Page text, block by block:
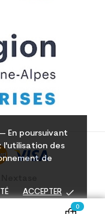
En poursuivant
l'utilisation des
de
ACCEPTER done
0